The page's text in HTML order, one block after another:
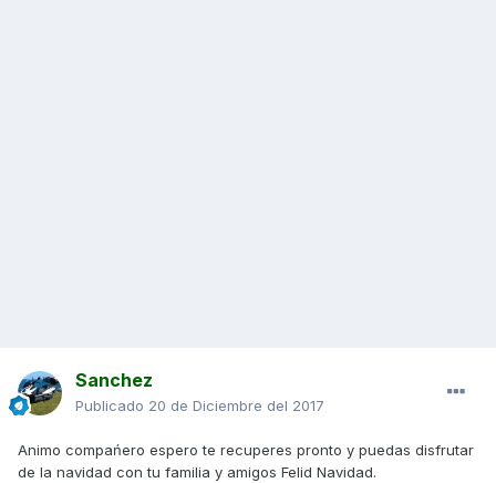
Sanchez
Publicado 20 de Diciembre del 2017
Animo compańero espero te recuperes pronto y puedas disfrutar
de la navidad con tu familia y amigos Felid Navidad.